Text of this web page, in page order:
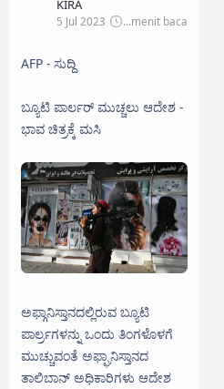
KIRA
5 Jul 2023 ...menit baca
AFP - ಸುದ್ದಿ
ಬ್ಯೂಟಿ ಪಾರ್ಲರ್ ಮುಚ್ಚಲು ಆದೇಶ -
ಭಾವ ಚಿತ್ರಕ್ಕೆ ಮಸಿ
ಅಫ್ಗಾನಿಸ್ತಾನದಲ್ಲಿರುವ ಬ್ಯೂಟಿ
ಪಾರ್ಲ‌್ರಗಳನ್ನು ಒಂದು ತಿಂಗಳೊಳಗೆ
ಮುಚ್ಚುವಂತೆ ಅಫ್ಘಾನಿಸ್ತಾನದ
ತಾಲಿಬಾನ್ ಅಧಿಕಾರಿಗಳು ಆದೇಶ